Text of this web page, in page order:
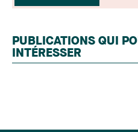
issues du lectorat,
par un jury indépendant
chevronnés en droit de la
l'ensemble du Canada.
PUBLICATIONS QUI
INTÉRESSER